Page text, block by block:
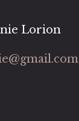
Lorion